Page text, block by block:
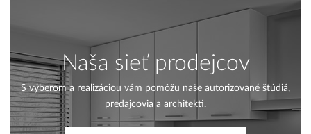
Naša sieť prodejcov
S výberom a realizáciou vám pomôžu naše autorizované štúdiá,
predajcovia a architekti.